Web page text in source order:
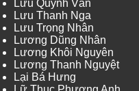
Lưu Quỳnh Vân
Lưu Thanh Nga
Lưu Trọng Nhân
Lương Dũng Nhân
Lương Khôi Nguyên
Lương Thanh Nguyệt
Lại Bá Hưng